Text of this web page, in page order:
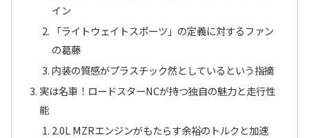
イン
「ライトウェイトスポーツ」の定義に対するファン
の葛藤
内装の質感がプラスチック然としているという指摘
実は名車！ロードスターNCが持つ独自の魅力と走行性
能
2.0L MZRエンジンがもたらす余裕のトルクと加速